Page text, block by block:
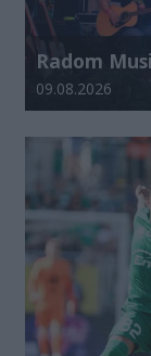
Radom
Data dodania
09.08.2026